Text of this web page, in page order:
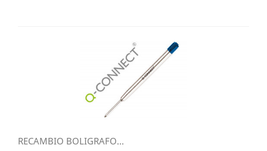
RECAMBIO BOLIGRAFO...